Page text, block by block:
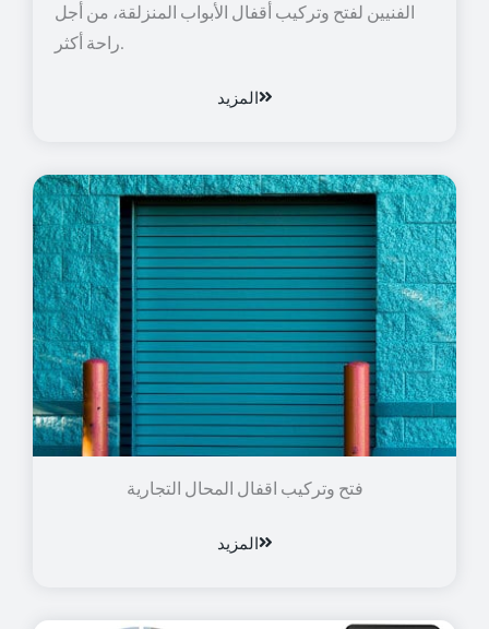
الفنيين لفتح وتركيب أقفال الأبواب المنزلقة، من أجل
راحة أكثر.
المزيد
فتح وتركيب اقفال المحال التجارية
المزيد